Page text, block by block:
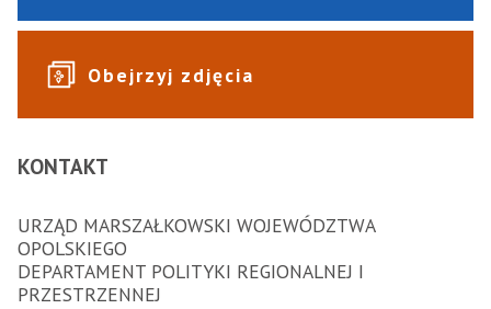
Obejrzyj zdjęcia
KONTAKT
URZĄD MARSZAŁKOWSKI WOJEWÓDZTWA
OPOLSKIEGO
DEPARTAMENT POLITYKI REGIONALNEJ I
PRZESTRZENNEJ